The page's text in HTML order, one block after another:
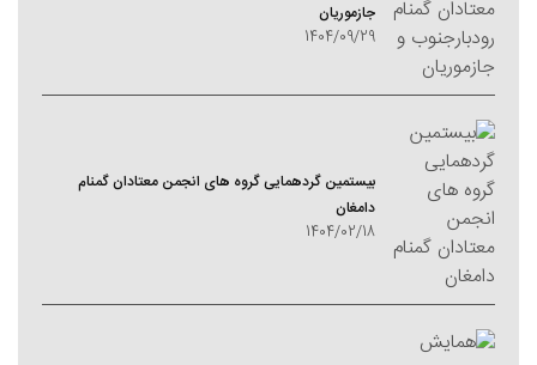
جازموریان
1404/09/29
بیستمین گردهمایی گروه های انجمن معتادان گمنام
دامغان
1404/02/18